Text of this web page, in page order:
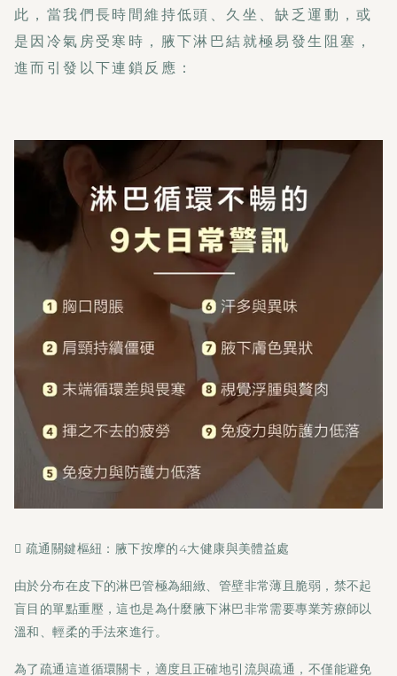
此，當我們長時間維持低頭、久坐、缺乏運動，或
是因冷氣房受寒時，腋下淋巴結就極易發生阻塞，
進而引發以下連鎖反應：
 疏通關鍵樞紐：腋下按摩的4大健康與美體益處
由於分布在皮下的淋巴管極為細緻、管壁非常薄且脆弱，禁不起
盲目的單點重壓，這也是為什麼腋下淋巴非常需要專業芳療師以
溫和、輕柔的手法來進行。
為了疏通這道循環關卡，適度且正確地引流與疏通，不僅能避免